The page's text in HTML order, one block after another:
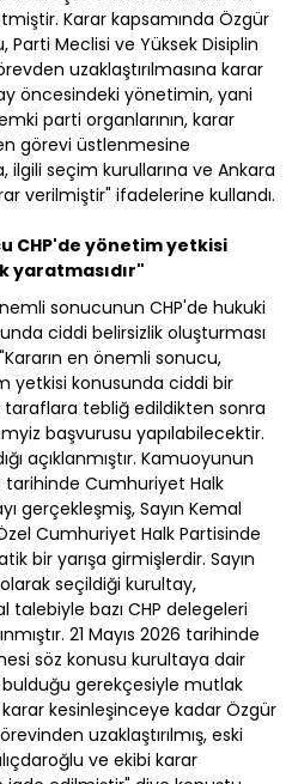
Karar kapsamında Özgür
Parti Meclisi ve Yüksek Disiplin
uzaklaştırılmasına karar
öncesindeki yönetimin, yani
parti organlarının, karar
görevi üstlenmesine
ilgili seçim kurullarına ve Ankara
verilmiştir" ifadelerine kullandı.
CHP'de yönetim yetkisi
yaratmasıdır"
sonucunun CHP'de hukuki
ciddi belirsizlik oluşturması
en önemli sonucu,
yetkisi konusunda ciddi bir
taraflara tebliğ edildikten sonra
başvurusu yapılabilecektir.
açıklanmıştır. Kamuoyunun
tarihinde Cumhuriyet Halk
gerçekleşmiş, Sayın Kemal
Cumhuriyet Halk Partisinde
bir yarışa girmişlerdir. Sayın
seçildiği kurultay,
talebiyle bazı CHP delegeleri
21 Mayıs 2026 tarihinde
söz konusu kurultaya dair
bulduğu gerekçesiyle mutlak
kesinleşinceye kadar Özgür
uzaklaştırılmış, eski
ve ekibi karar